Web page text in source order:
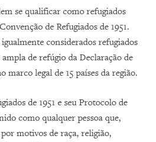
se qualificar como refugiados
de Refugiados de 1951.
considerados refugiados
de refúgio da Declaração de
marco legal de 15 países da região.
de 1951 e seu Protocolo de
como qualquer pessoa que,
motivos de raça, religião,